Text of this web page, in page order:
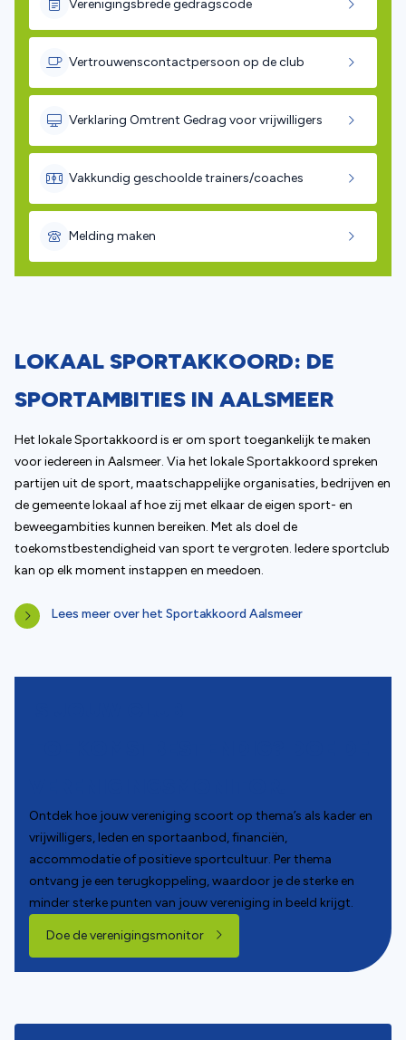
Verenigingsbrede gedragscode(opent in nieuw tabblad)
Vertrouwenscontactpersoon op de club (opent in nieuw
Verklaring Omtrent Gedrag voor vrijwilligers (opent in
Vakkundig geschoolde trainers/coaches (opent in nieuw
Melding maken
LOKAAL SPORTAKKOORD: DE
SPORTAMBITIES IN AALSMEER
Het lokale Sportakkoord is er om sport toegankelijk te maken
voor iedereen in Aalsmeer. Via het lokale Sportakkoord spreken
partijen uit de sport, maatschappelijke organisaties, bedrijven en
de gemeente lokaal af hoe zij met elkaar de eigen sport- en
beweegambities kunnen bereiken. Met als doel de
toekomstbestendigheid van sport te vergroten. Iedere sportclub
kan op elk moment instappen en meedoen.
Lees meer over het Sportakkoord Aalsmeer
(opent in nieuw tabblad)
Ontdek hoe jouw vereniging scoort op thema’s als kader en
vrijwilligers, leden en sportaanbod, financiën,
accommodatie of positieve sportcultuur. Per thema
ontvang je een terugkoppeling, waardoor je de sterke en
minder sterke punten van jouw vereniging in beeld krijgt.
Doe de verenigingsmonitor(opent in nieuw tabblad)